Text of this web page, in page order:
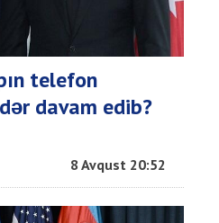
telefon
davam edib?
8 Avqust 20:52